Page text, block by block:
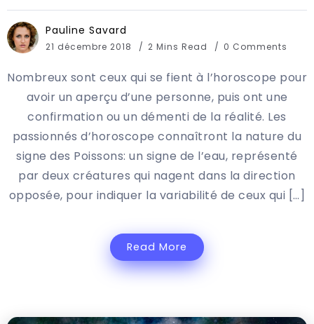
Pauline Savard
21 décembre 2018 2 Mins Read 0 Comments
Nombreux sont ceux qui se fient à l’horoscope pour
avoir un aperçu d’une personne, puis ont une
confirmation ou un démenti de la réalité. Les
passionnés d’horoscope connaîtront la nature du
signe des Poissons: un signe de l’eau, représenté
par deux créatures qui nagent dans la direction
opposée, pour indiquer la variabilité de ceux qui […]
Read More